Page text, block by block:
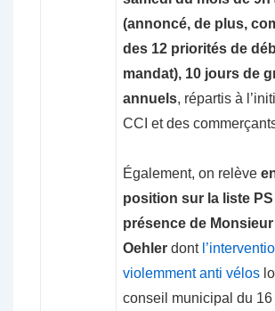
(annoncé, de plus,
des 12 priorités de
mandat), 10 jours de
annuels, répartis à
CCI et des
Également, on relève
position sur la liste PS
présence de
Oehler dont
violemment anti vélos
conseil municipal du